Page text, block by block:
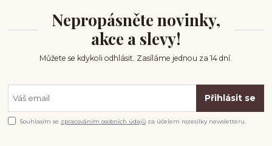
Nepropásněte novinky,
akce a slevy!
Můžete se kdykoli odhlásit. Zasíláme jednou za 14 dní.
Přihlásit se
Souhlasím se zpracováním osobních údajů za účelem rozesílky newsletteru.